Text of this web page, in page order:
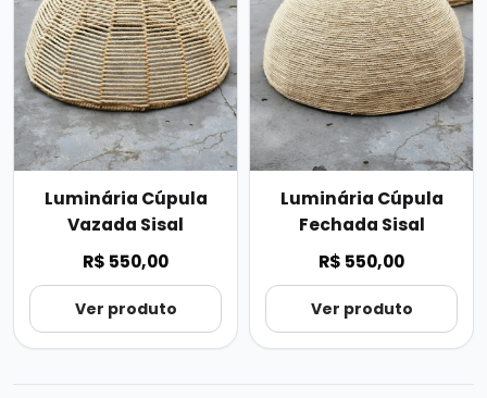
Luminária Cúpula
Vazada Sisal
R$ 550,00
Ver produto
Luminária Cúpula
Fechada Sisal
R$ 550,00
Ver produto